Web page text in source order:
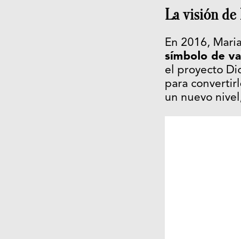
La visión
En 2016,
símbolo de
el proyecto
para
un nuevo